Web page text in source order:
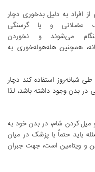
افراد به دلیل بدخوری دچار
عضلانی و یا گرسنگی
می‌شوند و نخوردن
همچنین هله‌هوله‌خوری به
شبانه‌روز استفاده کند دچار
بدن وجود داشته باشد، لذا
کردن شام، در بدن خود به
باید حتماً با پزشک در میان
و ویتامین است، جهت جبران